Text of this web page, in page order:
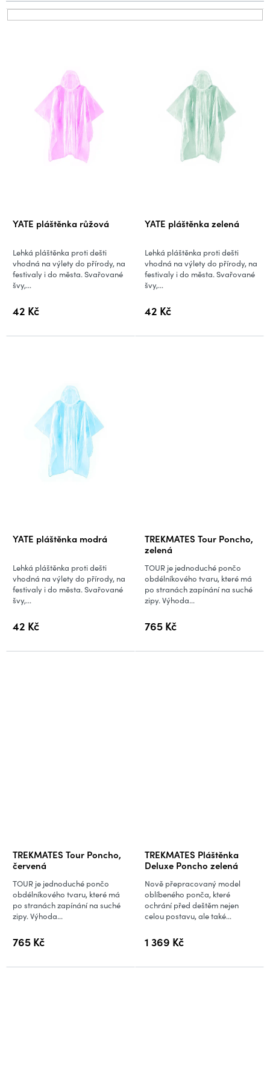
r
V
ůYATE pláštěnka růžová
42 Kč
Lehká pláštěnka proti dešti
vhodná na výlety do přírody, na
festivaly i do města. Svařované
švy,...
YATE pláštěnka zelená
42 Kč
Lehká pláštěnka proti dešti
vhodná na výlety do přírody, na
festivaly i do města. Svařované
švy,...
YATE pláštěnka modrá
42 Kč
Lehká pláštěnka proti dešti
vhodná na výlety do přírody, na
festivaly i do města. Svařované
švy,...
TREKMATES Tour Poncho,
zelená
765 Kč
TOUR je jednoduché pončo
obdélníkového tvaru, které má
po stranách zapínání na suché
zipy. Výhoda...
TREKMATES Tour Poncho,
červená
765 Kč
TOUR je jednoduché pončo
obdélníkového tvaru, které má
po stranách zapínání na suché
zipy. Výhoda...
TREKMATES Pláštěnka
Deluxe Poncho zelená
1 369 Kč
Nově přepracovaný model
oblíbeného ponča, které
ochrání před deštěm nejen
celou postavu, ale také...